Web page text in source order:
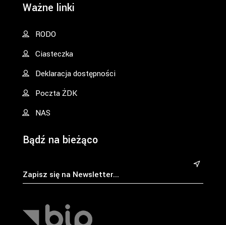
Ważne linki
RODO
Ciasteczka
Deklaracja dostępności
Poczta ŻDK
NAS
Bądź na bieżąco
&